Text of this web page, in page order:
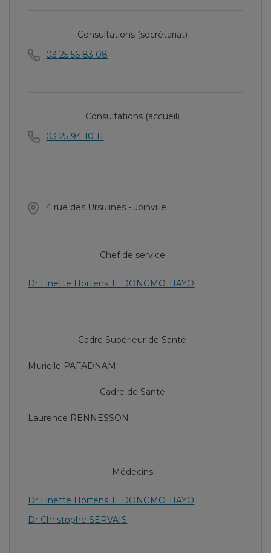
Consultations (secrétariat)
03 25 56 83 08
Consultations (accueil)
03 25 94 10 11
4 rue des Ursulines - Joinville
Chef de service
Dr Linette Hortens TEDONGMO TIAYO
Cadre Supérieur de Santé
Murielle PAFADNAM
Cadre de Santé
Laurence RENNESSON
Médecins
Dr Linette Hortens TEDONGMO TIAYO
Dr Christophe SERVAIS